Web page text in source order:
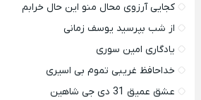
کجایی آرزوی محال منو این حال خرابم
از شب بپرسید یوسف زمانی
یادگاری امین سوری
خداحافظ غریبی تموم بی اسیری
عشق عمیق 31 دی جی شاهین